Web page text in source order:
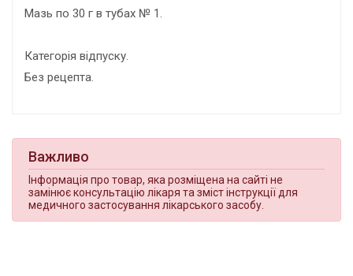
Мазь по 30 г в тубах № 1.
Категорія відпуску.
Без рецепта.
Важливо
Інформація про товар, яка розміщена на сайті не
замінює консультацію лікаря та зміст інструкції для
медичного застосування лікарського засобу.